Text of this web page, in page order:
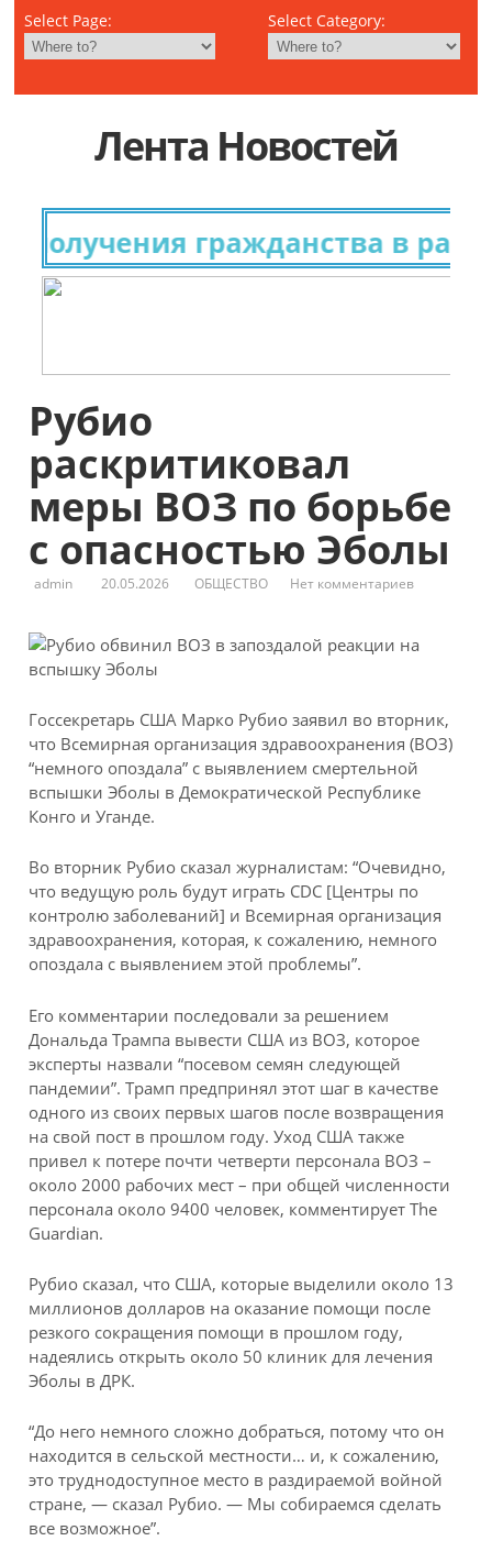
Select Page: Select Category:
Лента Новостей
гражданства в
Рубио
раскритиковал
меры ВОЗ по борьбе
с опасностью Эболы
admin 20.05.2026 ОБЩЕСТВО Нет комментариев
Госсекретарь США Марко Рубио заявил во вторник,
что Всемирная организация здравоохранения (ВОЗ)
“немного опоздала” с выявлением смертельной
вспышки Эболы в Демократической Республике
Конго и Уганде.
Во вторник Рубио сказал журналистам: “Очевидно,
что ведущую роль будут играть CDC [Центры по
контролю заболеваний] и Всемирная организация
здравоохранения, которая, к сожалению, немного
опоздала с выявлением этой проблемы”.
Его комментарии последовали за решением
Дональда Трампа вывести США из ВОЗ, которое
эксперты назвали “посевом семян следующей
пандемии”. Трамп предпринял этот шаг в качестве
одного из своих первых шагов после возвращения
на свой пост в прошлом году. Уход США также
привел к потере почти четверти персонала ВОЗ –
около 2000 рабочих мест – при общей численности
персонала около 9400 человек, комментирует The
Guardian.
Рубио сказал, что США, которые выделили около 13
миллионов долларов на оказание помощи после
резкого сокращения помощи в прошлом году,
надеялись открыть около 50 клиник для лечения
Эболы в ДРК.
“До него немного сложно добраться, потому что он
находится в сельской местности… и, к сожалению,
это труднодоступное место в раздираемой войной
стране, — сказал Рубио. — Мы собираемся сделать
все возможное”.